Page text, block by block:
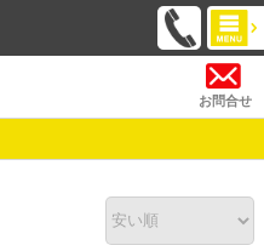
お問合せ